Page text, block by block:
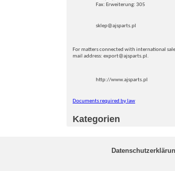
Fax: Erweiterung: 305
sklep@ajsparts.pl
For matters connected with international
mail address: export@ajsparts.pl.
http://www.ajsparts.pl
Documents required by law
Kategorien